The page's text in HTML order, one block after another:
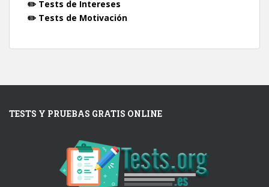
✏️ Tests de Intereses
✏️ Tests de Motivación
TESTS Y PRUEBAS GRATIS ONLINE